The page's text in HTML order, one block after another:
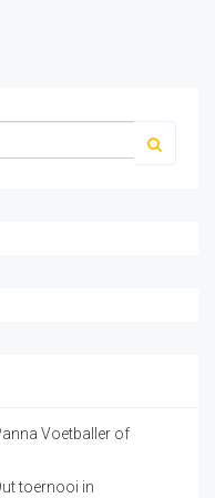
Voetballer of
toernooi in